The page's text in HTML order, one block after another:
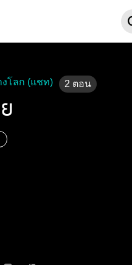
โลก (แชท) 2 ตอน